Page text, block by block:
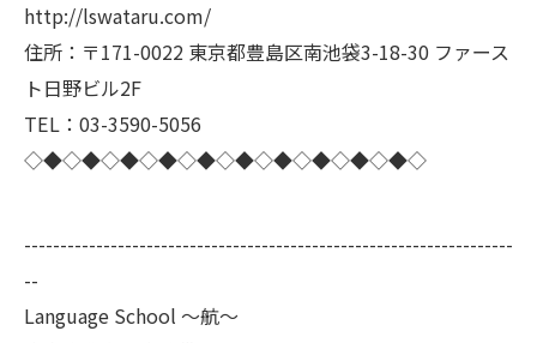
http://lswataru.com/
住所：〒171-0022 東京都豊島区南池袋3-18-30 ファース
ト日野ビル2F
TEL：03-3590-5056
◇◆◇◆◇◆◇◆◇◆◇◆◇◆◇◆◇◆◇◆◇
--------------------------------------------------------------------
--
Language School ～航～